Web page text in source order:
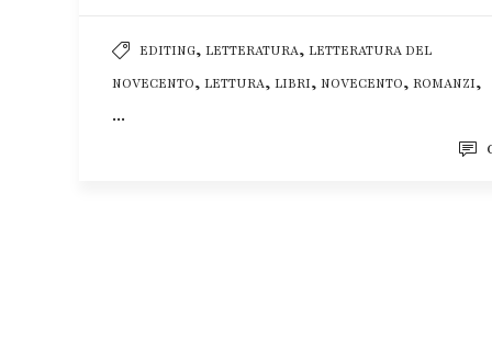
EDITING, LETTERATURA, LETTERATURA DEL
NOVECENTO, LETTURA, LIBRI, NOVECENTO, ROMANZI,
...